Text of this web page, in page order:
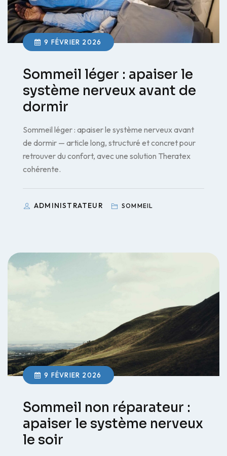
9 FÉVRIER 2026
Sommeil léger : apaiser le
système nerveux avant de
dormir
Sommeil léger : apaiser le système nerveux avant
de dormir — article long, structuré et concret pour
retrouver du confort, avec une solution Theratex
cohérente.
ADMINISTRATEUR SOMMEIL
9 FÉVRIER 2026
Sommeil non réparateur :
apaiser le système nerveux
le soir